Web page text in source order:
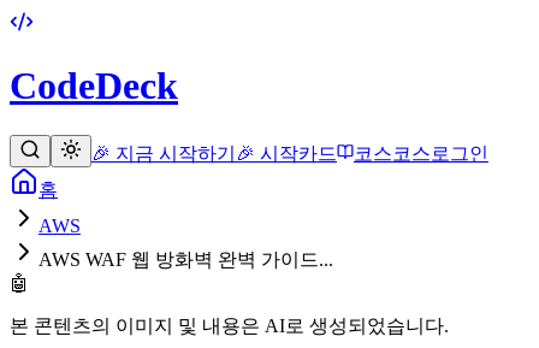
CodeDeck
🎉 지금 시작하기 🎉 시작카드 코스코스로그인
홈
AWS
AWS WAF 웹 방화벽 완벽 가이드...
🤖
본 콘텐츠의 이미지 및 내용은 AI로 생성되었습니다.